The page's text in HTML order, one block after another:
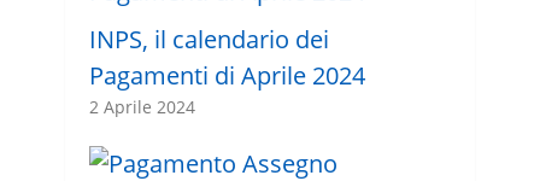
INPS, il calendario dei
Pagamenti di Aprile 2024
2 Aprile 2024